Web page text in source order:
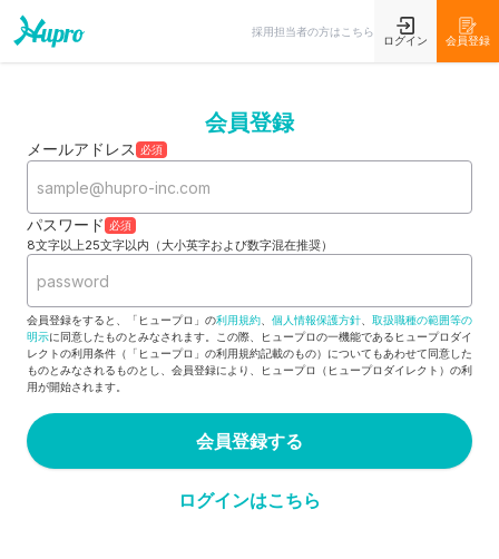
採用担当者の方はこちら
ログイン 会員登録
会員登録
メールアドレス 必須
パスワード 必須
8文字以上25文字以内（大小英字および数字混在推奨）
会員登録をすると、「ヒュープロ」の利用規約 個人情報保護方針
取扱職種の範囲等の
明示に同意したものとみなされます。この際、ヒュープロの一機能であるヒュープロダイ
レクトの利用条件（「ヒュープロ」の利用規約記載のもの）についてもあわせて同意した
ものとみなされるものとし、会員登録により、ヒュープロ（ヒュープロダイレクト）の利
用が開始されます。
会員登録する
ログインはこちら